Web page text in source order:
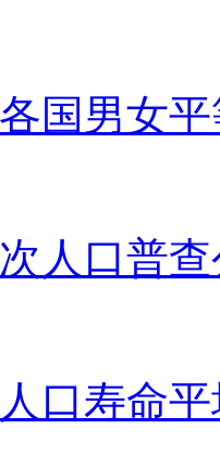
国男女
人口普
口寿命